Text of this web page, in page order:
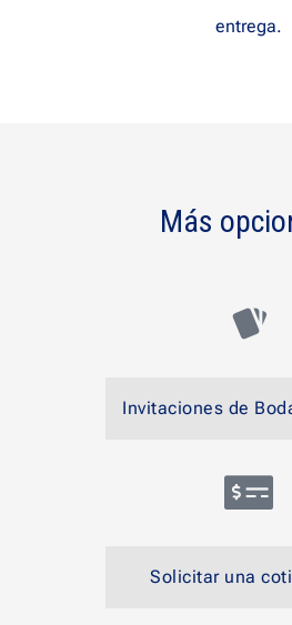
entrega.
Más
Invitaciones de
Solicitar una